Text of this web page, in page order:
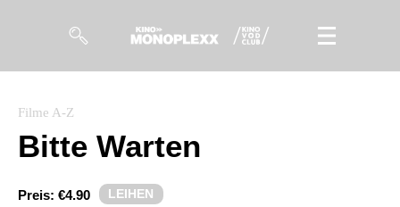
Magazin
Kuratierungen
Filme A-Z
Bitte Warten
Preis: €4.90 LEIHEN